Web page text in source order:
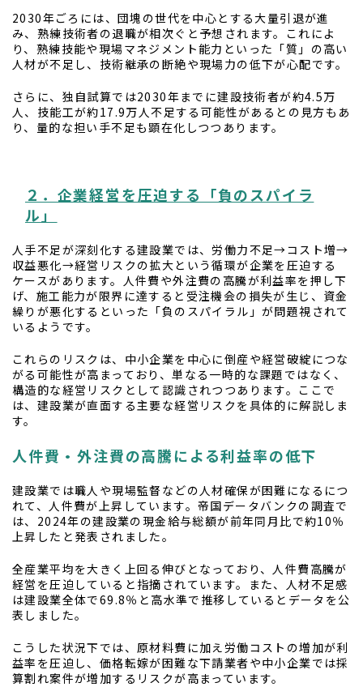
2030年ごろには、団塊の世代を中心とする大量引退が進
み、熟練技術者の退職が相次ぐと予想されます。これによ
り、熟練技能や現場マネジメント能力といった「質」の高い
人材が不足し、技術継承の断絶や現場力の低下が心配です。
さらに、独自試算では2030年までに建設技術者が約4.5万
人、技能工が約17.9万人不足する可能性があるとの見方もあ
り、量的な担い手不足も顕在化しつつあります。
２．企業経営を圧迫する「負のスパイラ
ル」
人手不足が深刻化する建設業では、労働力不足→コスト増→
収益悪化→経営リスクの拡大という循環が企業を圧迫する
ケースがあります。人件費や外注費の高騰が利益率を押し下
げ、施工能力が限界に達すると受注機会の損失が生じ、資金
繰りが悪化するといった「負のスパイラル」が問題視されて
いるようです。
これらのリスクは、中小企業を中心に倒産や経営破綻につな
がる可能性が高まっており、単なる一時的な課題ではなく、
構造的な経営リスクとして認識されつつあります。ここで
は、建設業が直面する主要な経営リスクを具体的に解説しま
す。
人件費・外注費の高騰による利益率の低下
建設業では職人や現場監督などの人材確保が困難になるにつ
れて、人件費が上昇しています。帝国データバンクの調査で
は、2024年の建設業の現金給与総額が前年同月比で約10％
上昇したと発表されました。
全産業平均を大きく上回る伸びとなっており、人件費高騰が
経営を圧迫していると指摘されています。また、人材不足感
は建設業全体で69.8％と高水準で推移しているとデータを公
表しました。
こうした状況下では、原材料費に加え労働コストの増加が利
益率を圧迫し、価格転嫁が困難な下請業者や中小企業では採
算割れ案件が増加するリスクが高まっています。